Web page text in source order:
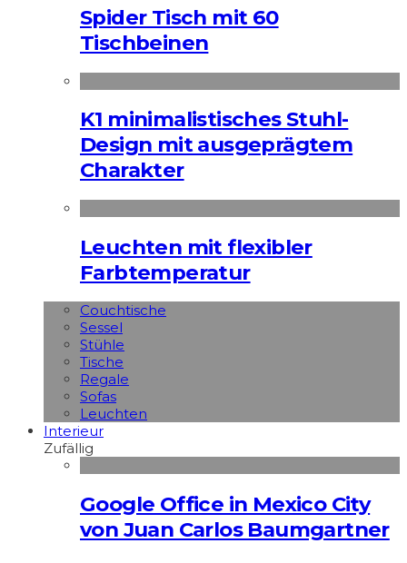
Spider Tisch mit 60
Tischbeinen
K1 minimalistisches Stuhl-
Design mit ausgeprägtem
Charakter
Leuchten mit flexibler
Farbtemperatur
Couchtische
Sessel
Stühle
Tische
Regale
Sofas
Leuchten
Interieur
Zufällig
Google Office in Mexico City
von Juan Carlos Baumgartner